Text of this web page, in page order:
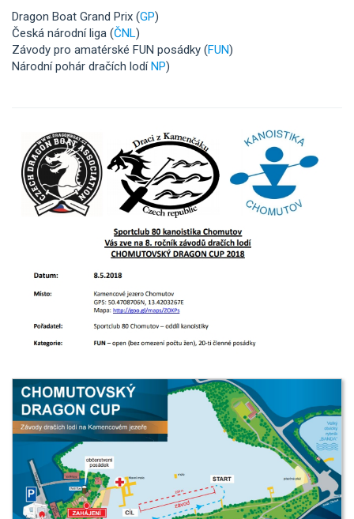
Dragon Boat Grand Prix (GP)
Česká národní liga (ČNL)
Závody pro amatérské FUN posádky (FUN)
Národní pohár dračích lodíNP)